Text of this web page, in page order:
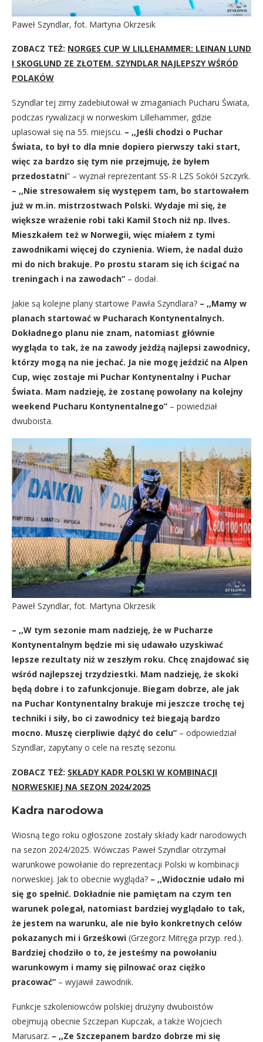
Paweł Szyndlar, fot. Martyna Okrzesik
ZOBACZ TEŻ: NORGES CUP W LILLEHAMMER: LEINAN LUND
I SKOGLUND ZE ZŁOTEM. SZYNDLAR NAJLEPSZY WŚRÓD
POLAKÓW
Szyndlar tej zimy zadebiutował w zmaganiach Pucharu Świata,
podczas rywalizacji w norweskim Lillehammer, gdzie
uplasował się na 55. miejscu. – ,,Jeśli chodzi o Puchar
Świata, to był to dla mnie dopiero pierwszy taki start,
więc za bardzo się tym nie przejmuję, że byłem
przedostatni” – wyznał reprezentant SS-R LZS Sokół Szczyrk.
– ,,Nie stresowałem się występem tam, bo startowałem
już w m.in. mistrzostwach Polski. Wydaje mi się, że
większe wrażenie robi taki Kamil Stoch niż np. Ilves.
Mieszkałem też w Norwegii, więc miałem z tymi
zawodnikami więcej do czynienia. Wiem, że nadal dużo
mi do nich brakuje. Po prostu staram się ich ścigać na
treningach i na zawodach” – dodał.
Jakie są kolejne plany startowe Pawła Szyndlara? – ,,Mamy w
planach startować w Pucharach Kontynentalnych.
Dokładnego planu nie znam, natomiast głównie
wygląda to tak, że na zawody jeżdżą najlepsi zawodnicy,
którzy mogą na nie jechać. Ja nie mogę jeździć na Alpen
Cup, więc zostaje mi Puchar Kontynentalny i Puchar
Świata. Mam nadzieję, że zostanę powołany na kolejny
weekend Pucharu Kontynentalnego” – powiedział
dwuboista.
Paweł Szyndlar, fot. Martyna Okrzesik
– ,,W tym sezonie mam nadzieję, że w Pucharze
Kontynentalnym będzie mi się udawało uzyskiwać
lepsze rezultaty niż w zeszłym roku. Chcę znajdować się
wśród najlepszej trzydziestki. Mam nadzieję, że skoki
będą dobre i to zafunkcjonuje. Biegam dobrze, ale jak
na Puchar Kontynentalny brakuje mi jeszcze trochę tej
techniki i siły, bo ci zawodnicy też biegają bardzo
mocno. Muszę cierpliwie dążyć do celu” – odpowiedział
Szyndlar, zapytany o cele na resztę sezonu.
ZOBACZ TEŻ: SKŁADY KADR POLSKI W KOMBINACJI
NORWESKIEJ NA SEZON 2024/2025
Kadra narodowa
Wiosną tego roku ogłoszone zostały składy kadr narodowych
na sezon 2024/2025. Wówczas Paweł Szyndlar otrzymał
warunkowe powołanie do reprezentacji Polski w kombinacji
norweskiej. Jak to obecnie wygląda? – ,,Widocznie udało mi
się go spełnić. Dokładnie nie pamiętam na czym ten
warunek polegał, natomiast bardziej wyglądało to tak,
że jestem na warunku, ale nie było konkretnych celów
pokazanych mi i Grześkowi (Grzegorz Mitręga przyp. red.).
Bardziej chodziło o to, że jesteśmy na powołaniu
warunkowym i mamy się pilnować oraz ciężko
pracować” – wyjawił zawodnik.
Funkcje szkoleniowców polskiej drużyny dwuboistów
obejmują obecnie Szczepan Kupczak, a także Wojciech
Marusarz. – ,,Ze Szczepanem bardzo dobrze mi się